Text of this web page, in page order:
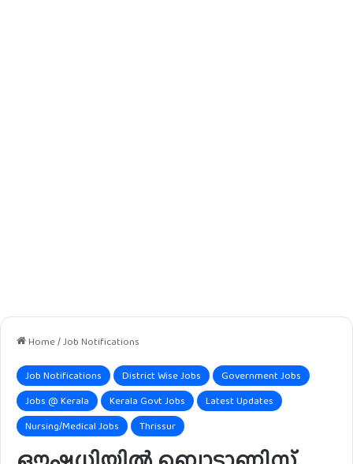
Home/Job Notifications
Job Notifications District Wise Jobs
Government Jobs
Jobs @ Kerala
Kerala Govt Jobs
Latest Updates
Nursing/Medical Jobs
Thrissur